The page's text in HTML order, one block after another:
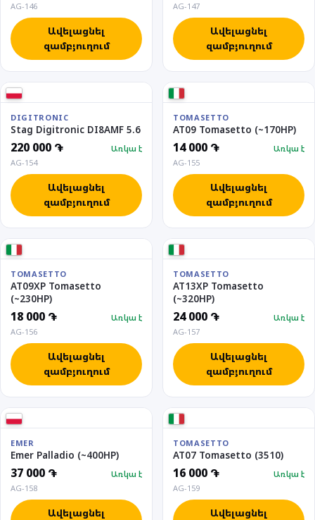
AG-146
Ավելացնել
զամբյուղում
AG-147
Ավելացնել
զամբյուղում
DIGITRONIC
Stag Digitronic DI8AMF 5.6
220 000 ֏
Առկա է
AG-154
Ավելացնել
զամբյուղում
TOMASETTO
AT09 Tomasetto (~170HP)
14 000 ֏
Առկա է
AG-155
Ավելացնել
զամբյուղում
TOMASETTO
AT09XP Tomasetto
(~230HP)
18 000 ֏
Առկա է
AG-156
Ավելացնել
զամբյուղում
TOMASETTO
AT13XP Tomasetto
(~320HP)
24 000 ֏
Առկա է
AG-157
Ավելացնել
զամբյուղում
EMER
Emer Palladio (~400HP)
37 000 ֏
Առկա է
AG-158
Ավելացնել
TOMASETTO
AT07 Tomasetto (3510)
16 000 ֏
Առկա է
AG-159
Ավելացնել